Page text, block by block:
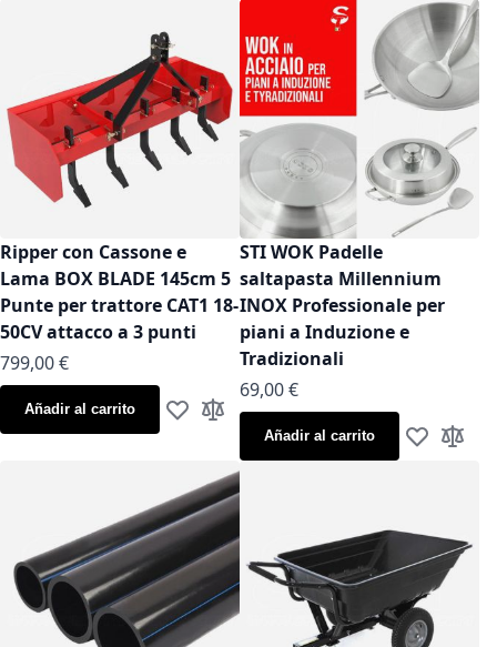
Ripper con Cassone e
Lama BOX BLADE 145cm 5
Punte per trattore CAT1 18-
50CV attacco a 3 punti
799,00 €
Añadir al carrito Añadir a la Lista de Deseos
Añadir para comparar
STI WOK Padelle
saltapasta Millennium
INOX Professionale per
piani a Induzione e
Tradizionali
As low as
69,00 €
Añadir al carrito Añadir a